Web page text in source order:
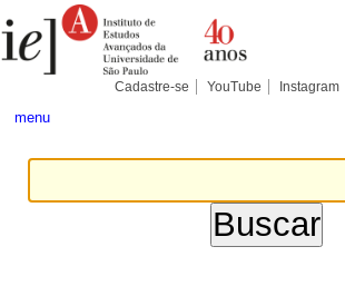
para
conteúdo.
Pessoais
Cadastre-se YouTube Instagram
menu